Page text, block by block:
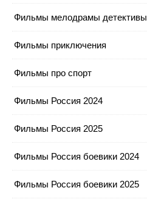
Фильмы мелодрамы детективы
Фильмы приключения
Фильмы про спорт
Фильмы Россия 2024
Фильмы Россия 2025
Фильмы Россия боевики 2024
Фильмы Россия боевики 2025